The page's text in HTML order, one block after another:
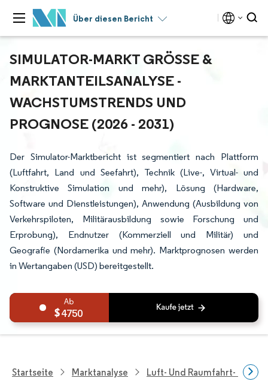
Über diesen Bericht
SIMULATOR-MARKT GRÖSSE & M
ARKTANTEILSANALYSE - W
ACHSTUMSTRENDS UND P
ROGNOSE (2026 - 2031)
Der Simulator-Marktbericht ist segmentiert nach Plattform
(Luftfahrt, Land und Seefahrt), Technik (Live-, Virtual- und
Konstruktive Simulation und mehr), Lösung (Hardware,
Software und Dienstleistungen), Anwendung (Ausbildung von
Verkehrspiloten, Militärausbildung sowie Forschung und
Erprobung), Endnutzer (Kommerziell und Militär) und
Geografie (Nordamerika und mehr). Marktprognosen werden
in Wertangaben (USD) bereitgestellt.
4750
Startseite Marktanalyse Luft- Und Raumfahrt- Und